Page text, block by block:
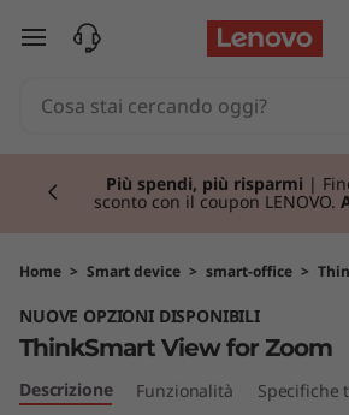
T
S
m
a
passa a contenuto principale
Più spendi, più risparmi |
sconto con il coupon LENOVO.
Home > Smart device > smart-office >
NUOVE OPZIONI DISPONIBILI
ThinkSmart View for Zoom
Descrizione Funzionalità Specifiche